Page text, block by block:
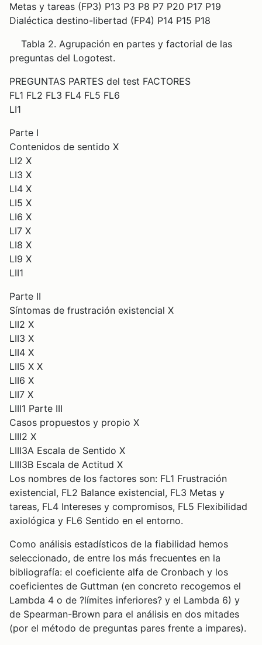
Metas y tareas (FP3) P13 P3 P8 P7 P20 P17 P19
Dialéctica destino-libertad (FP4) P14 P15 P18
Tabla 2. Agrupación en partes y factorial de las
preguntas del Logotest.
PREGUNTAS PARTES del test FACTORES
FL1 FL2 FL3 FL4 FL5 FL6
LI1
Parte I
Contenidos de sentido X
LI2 X
LI3 X
LI4 X
LI5 X
LI6 X
LI7 X
LI8 X
LI9 X
LII1
Parte II
Síntomas de frustración existencial X
LII2 X
LII3 X
LII4 X
LII5 X X
LII6 X
LII7 X
LIII1 Parte III
Casos propuestos y propio X
LIII2 X
LIII3A Escala de Sentido X
LIII3B Escala de Actitud X
Los nombres de los factores son: FL1 Frustración
existencial, FL2 Balance existencial, FL3 Metas y
tareas, FL4 Intereses y compromisos, FL5 Flexibilidad
axiológica y FL6 Sentido en el entorno.
Como análisis estadísticos de la fiabilidad hemos
seleccionado, de entre los más frecuentes en la
bibliografía: el coeficiente alfa de Cronbach y los
coeficientes de Guttman (en concreto recogemos el
Lambda 4 o de ?límites inferiores? y el Lambda 6) y
de Spearman-Brown para el análisis en dos mitades
(por el método de preguntas pares frente a impares).